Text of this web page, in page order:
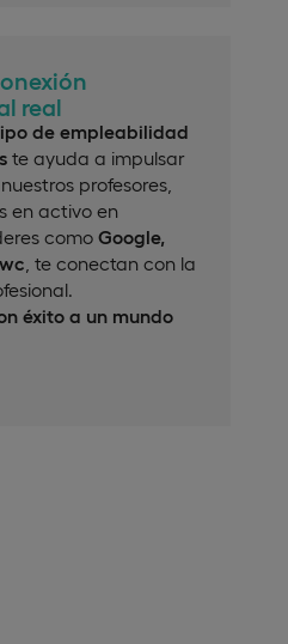
real
de empleabilidad
te ayuda a impulsar
profesores,
en activo en
como Google,
, te conectan con la
éxito a un mundo